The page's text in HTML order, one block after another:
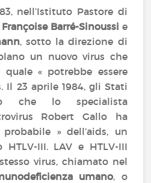
nell’Istituto Pastore di
Françoise Barré-Sinoussi e
, sotto la direzione di
un nuovo virus che
« potrebbe essere
Il 23 aprile 1984, gli Stati
che lo specialista
Robert Gallo ha
» dell’aids, un
III. LAV e HTLV-III
virus, chiamato nel
umano, o